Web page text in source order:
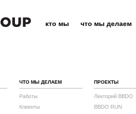
кто мы что мы делаем
ЧТО МЫ ДЕЛАЕМ
Работы
Клиенты
ПРОЕКТЫ
Лекторий BBDO
BBDO RUN